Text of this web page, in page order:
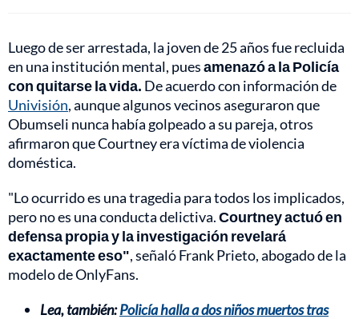
Luego de ser arrestada, la joven de 25 años fue recluida
en una institución mental, puesamenazó a la Policía
con quitarse la vida. De acuerdo con información de
Univisión, aunque algunos vecinos aseguraron que
Obumseli nunca había golpeado a su pareja, otros
afirmaron que Courtney era víctima de violencia
doméstica.
"Lo ocurrido es una tragedia para todos los implicados,
pero no es una conducta delictiva.Courtney actuó en
defensa propia y la investigación revelará
exactamente eso", señaló Frank Prieto, abogado de la
modelo de OnlyFans.
Lea, también:Policía halla a dos niños muertos tras